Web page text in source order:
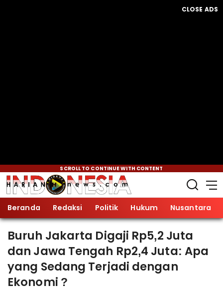
CLOSE ADS
SCROLL TO CONTINUE WITH CONTENT
Beranda Redaksi Politik Hukum Nusantara
Buruh Jakarta Digaji Rp5,2 Juta
dan Jawa Tengah Rp2,4 Juta: Apa
yang Sedang Terjadi dengan
Ekonomi ?